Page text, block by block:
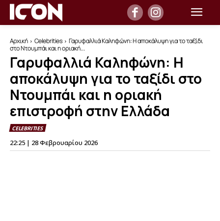
Αρχική Celebrities
Γαρυφαλλιά Καληφώνη: Η αποκάλυψη για το ταξίδι
στο Ντουμπάι και η οριακή...
Γαρυφαλλιά Καληφώνη: Η
αποκάλυψη για το ταξίδι στο
Ντουμπάι και η οριακή
επιστροφή στην Ελλάδα
CELEBRITIES
22:25 | 28 Φεβρουαρίου 2026